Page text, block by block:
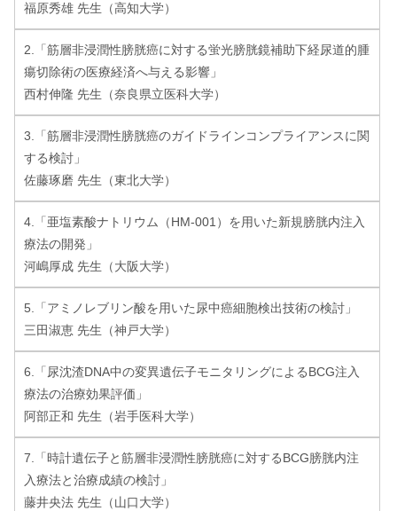
福原秀雄 先生（高知大学）
2.「筋層非浸潤性膀胱癌に対する蛍光膀胱鏡補助下経尿道的腫
瘍切除術の医療経済へ与える影響」
西村伸隆 先生（奈良県立医科大学）
3.「筋層非浸潤性膀胱癌のガイドラインコンプライアンスに関
する検討」
佐藤琢磨 先生（東北大学）
4.「亜塩素酸ナトリウム（HM-001）を用いた新規膀胱内注入
療法の開発」
河嶋厚成 先生（大阪大学）
5.「アミノレブリン酸を用いた尿中癌細胞検出技術の検討」
三田淑恵 先生（神戸大学）
6.「尿沈渣DNA中の変異遺伝子モニタリングによるBCG注入
療法の治療効果評価」
阿部正和 先生（岩手医科大学）
7.「時計遺伝子と筋層非浸潤性膀胱癌に対するBCG膀胱内注
入療法と治療成績の検討」
藤井央法 先生（山口大学）